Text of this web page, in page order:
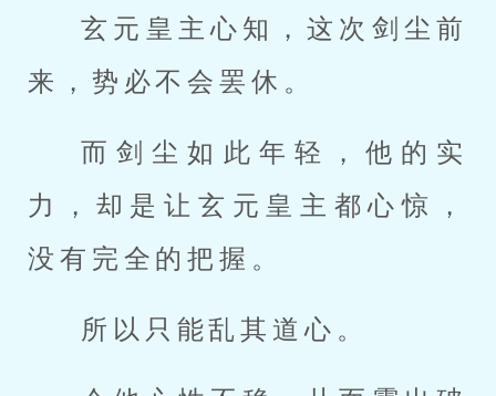
玄元皇主心知，这次剑尘前
来，势必不会罢休。
而剑尘如此年轻，他的实
力，却是让玄元皇主都心惊，
没有完全的把握。
所以只能乱其道心。